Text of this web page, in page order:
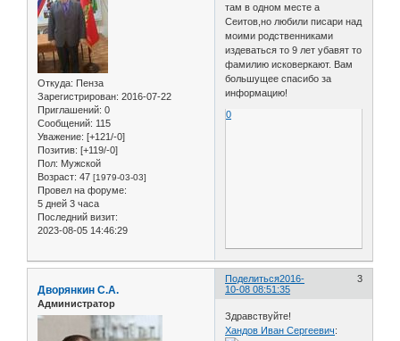
Откуда: Пенза
Зарегистрирован: 2016-07-22
Приглашений: 0
Сообщений: 115
Уважение: [+121/-0]
Позитив: [+119/-0]
Пол: Мужской
Возраст: 47 [1979-03-03]
Провел на форуме:
5 дней 3 часа
Последний визит:
2023-08-05 14:46:29
там в одном месте а
Сеитов,но любили писари над
моими родственниками
издеваться то 9 лет убавят то
фамилию исковеркают. Вам
большущее спасибо за
информацию!
0
Поделиться 3
2016-
10-08 08:51:35
Дворянкин С.А.
Администратор
Здравствуйте!
Хандов Иван Сергеевич: